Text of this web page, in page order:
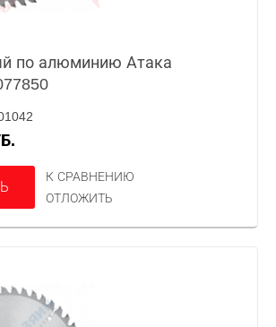
по алюминию Атака
К СРАВНЕНИЮ
ОТЛОЖИТЬ